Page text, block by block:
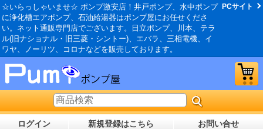
☆いらっしゃいませ☆ ポンプ激安店！井戸ポンプ、水中ポンプ
に浄化槽エアポンプ、石油給湯器はポンプ屋にお任せくださ
い。ネット通販専門店でございます。日立ポンプ、川本、テラ
ル(旧ナショナル・旧三菱・シントー)、エバラ、三相電機、イ
ワヤ、ノーリツ、コロナなどを販売しております。
PCサイト
ログイン 新規登録はこちら お問い合せ